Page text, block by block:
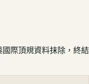
際頂規資料抹除，終結